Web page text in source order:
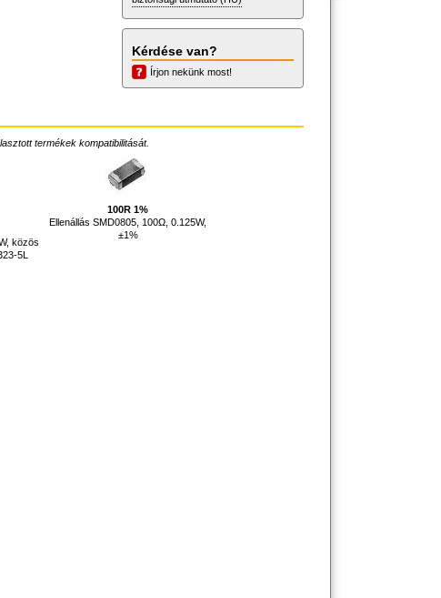
Kérdése van?
Írjon nekünk most!
termékek kompatibilitását.
közös
5L
100R 1%
Ellenállás SMD0805, 100Ω, 0.125W,
±1%